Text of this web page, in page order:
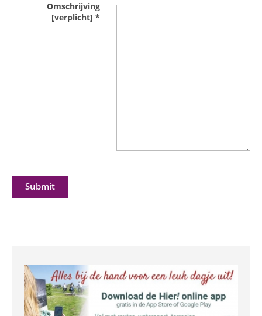
Omschrijving
[verplicht]*